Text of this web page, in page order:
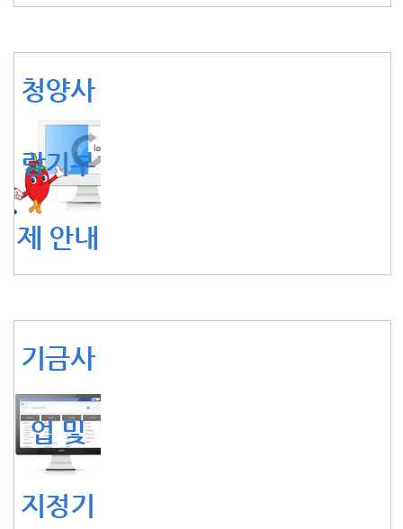
청양사
랑기부
제 안내
기금사
업 및
지정기